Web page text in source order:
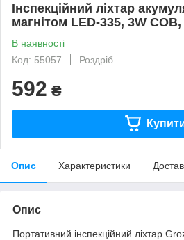
Інспекційний ліхтар
магнітом LED-335, 3W
В наявності
Код: 55057
Роздріб
592 ₴
Опис Характеристики
Опис
Портативний інспекційний ліхтар